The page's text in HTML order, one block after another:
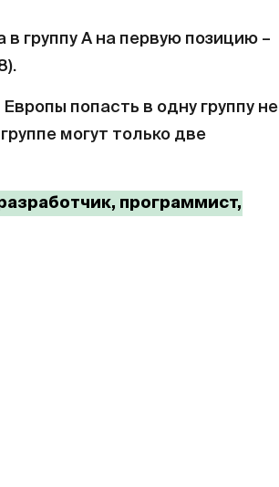
группу А на первую позицию –
попасть в одну группу не
могут только две
программист,